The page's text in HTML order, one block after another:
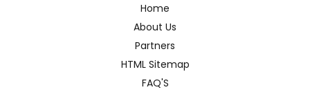
Home
About Us
Partners
HTML Sitemap
FAQ'S